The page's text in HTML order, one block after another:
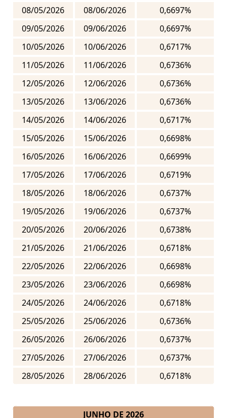
08/05/2026
08/06/2026
0,6697%
09/05/2026
09/06/2026
0,6697%
10/05/2026
10/06/2026
0,6717%
11/05/2026
11/06/2026
0,6736%
12/05/2026
12/06/2026
0,6736%
13/05/2026
13/06/2026
0,6736%
14/05/2026
14/06/2026
0,6717%
15/05/2026
15/06/2026
0,6698%
16/05/2026
16/06/2026
0,6699%
17/05/2026
17/06/2026
0,6719%
18/05/2026
18/06/2026
0,6737%
19/05/2026
19/06/2026
0,6737%
20/05/2026
20/06/2026
0,6738%
21/05/2026
21/06/2026
0,6718%
22/05/2026
22/06/2026
0,6698%
23/05/2026
23/06/2026
0,6698%
24/05/2026
24/06/2026
0,6718%
25/05/2026
25/06/2026
0,6736%
26/05/2026
26/06/2026
0,6737%
27/05/2026
27/06/2026
0,6737%
28/05/2026
28/06/2026 0,6718%
JUNHO DE 2026